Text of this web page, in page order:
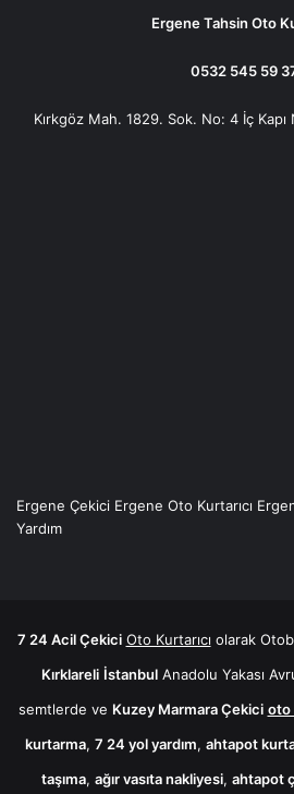
Ergene Tahsin Oto
0532 545 59
Kırkgöz Mah. 1829. Sok. No: 4 İç
Ergene Çekici Ergene Oto Kurtarıcı
Yardım
7 24 Acil Çekici Oto Kurtarıcı olarak
Kırklareli İstanbul Anadolu Yakası
semtlerde ve Kuzey Marmara Çekici oto
kurtarma, 7 24 yol yardım, ahtapot
taşıma, ağır vasıta nakliyesi, ahtapot